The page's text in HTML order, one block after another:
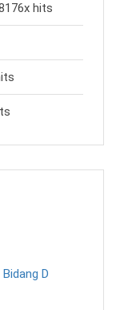
hits
D